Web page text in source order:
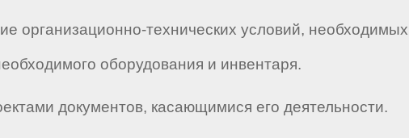
организационно-технических условий,
оборудования и инвентаря.
документов, касающимися его деятельности.